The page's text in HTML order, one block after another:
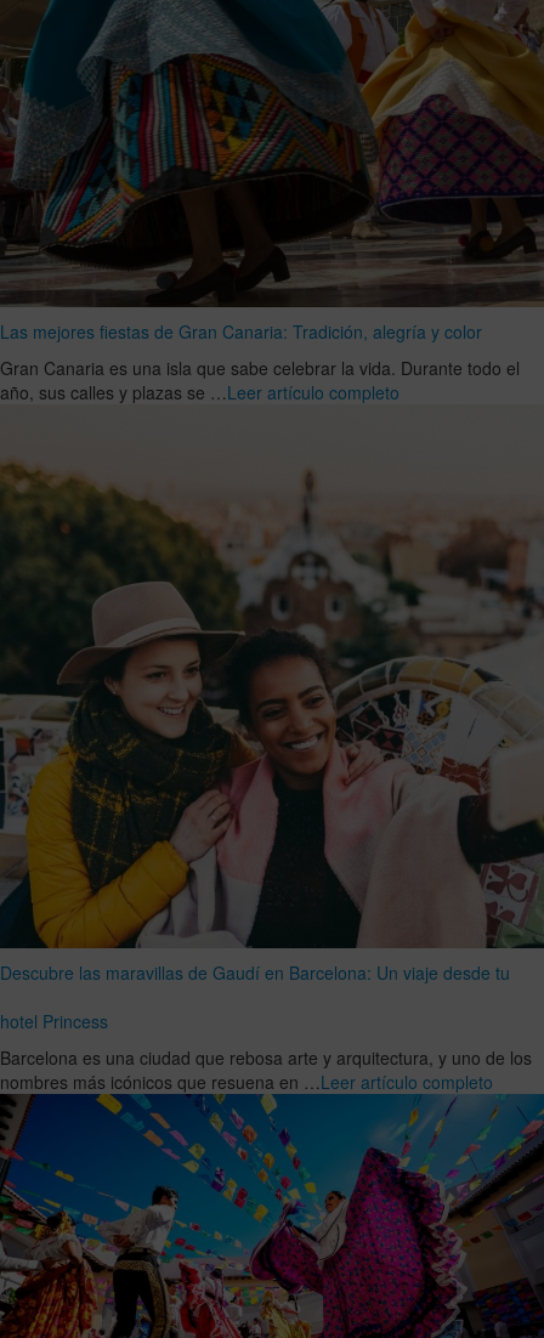
Las mejores fiestas de Gran Canaria: Tradición, alegría y color
Gran Canaria es una isla que sabe celebrar la vida. Durante todo el
año, sus calles y plazas se …Leer artículo completo
Descubre las maravillas de Gaudí en Barcelona: Un viaje desde tu
hotel Princess
Barcelona es una ciudad que rebosa arte y arquitectura, y uno de los
nombres más icónicos que resuena en …Leer artículo completo